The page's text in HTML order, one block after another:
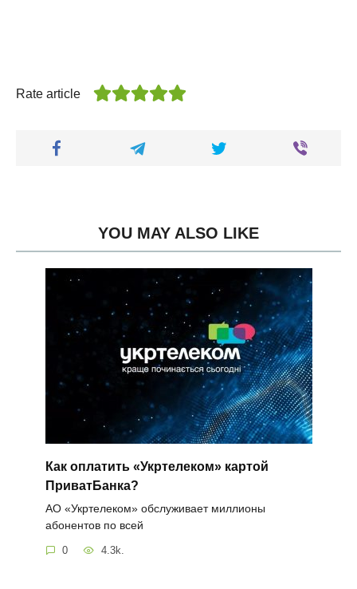
Rate article
YOU MAY ALSO LIKE
Как оплатить «Укртелеком» картой
ПриватБанка?
АО «Укртелеком» обслуживает миллионы
абонентов по всей
0 4.3k.